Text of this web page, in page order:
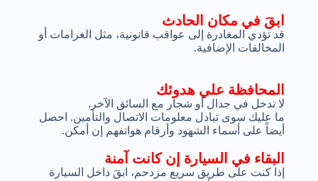
ابقَ في مكان الحادث
قد تؤدي المغادرة إلى عواقب قانونية، مثل الغرامات أو
المخالفات الإضافية.
البقاء في السيارة إن كانت آمنة
إذا كنت على طريق سريع مزدحم، ابقَ داخل السيارة
المحافظة علي هدوئك
لا تدخل في جدال أو شجار مع السائق الآخر.
ما عليك سوى تبادل معلومات الاتصال والتأمين. احصل
أيضاً على أسماء الشهود وأرقام هواتفهم إن أمكن.